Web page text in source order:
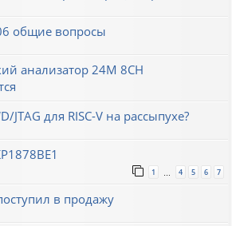
общие вопросы
анализатор 24M 8CH
JTAG для RISC-V на рассыпухе?
1 4 5 6 7
в продажу